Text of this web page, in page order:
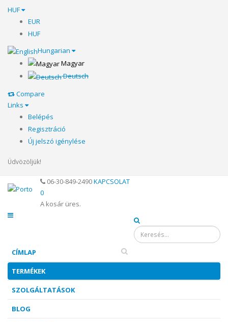
HUF
EUR
HUF
Hungarian
Magyar
Deutsch
Compare
Links
Belépés
Regisztráció
Új jelszó igénylése
Üdvözöljük!
06-30-849-2490KAPCSOLAT
0
A kosár üres.
Keresés űrlap
CÍMLAP
TERMÉKEK
SZOLGÁLTATÁSOK
BLOG